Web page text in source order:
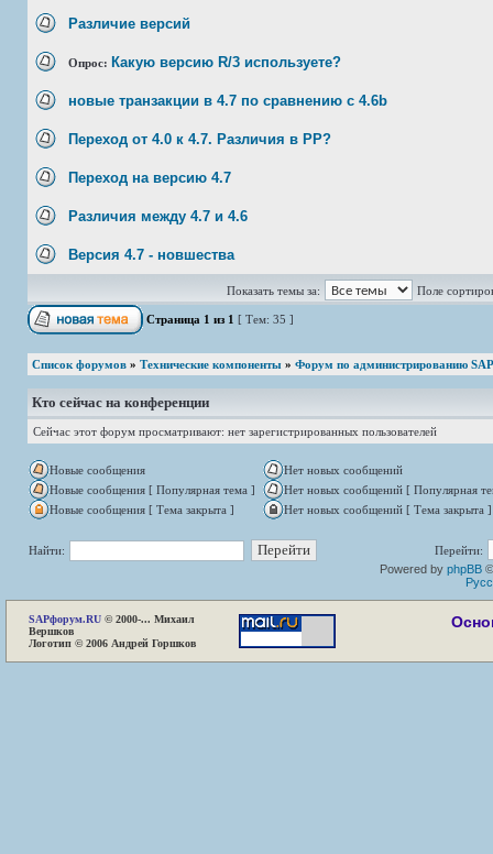
Различие версий
Опрос: Какую версию R/3 используете?
новые транзакции в 4.7 по сравнению с 4.6b
Переход от 4.0 к 4.7. Различия в РР?
Переход на версию 4.7
Различия между 4.7 и 4.6
Версия 4.7 - новшества
Показать темы за: Поле
Страница 1 из 1 [ Тем: 35 ]
Список форумов » Технические компоненты » Форум по администрированию SAP
Кто сейчас на конференции
Сейчас этот форум просматривают: нет зарегистрированных пользователей
Новые сообщения
Нет новых сообщений
Новые сообщения [ Популярная тема ]
Нет новых сообщений [ Популярная
Новые сообщения [ Тема закрыта ]
Нет новых сообщений [ Тема закрыта ]
Найти:
Перейти:
Powered by phpBB
SAPфорум.RU © 2000-... Михаил
Вершков
Логотип © 2006 Андрей Горшков